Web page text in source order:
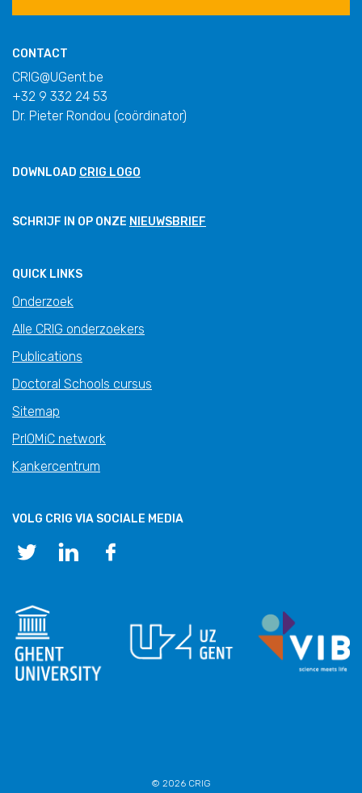
CONTACT
CRIG@UGent.be
+32 9 332 24 53
Dr. Pieter Rondou (coördinator)
DOWNLOAD CRIG LOGO
SCHRIJF IN OP ONZE NIEUWSBRIEF
QUICK LINKS
Onderzoek
Alle CRIG onderzoekers
Publications
Doctoral Schools cursus
Sitemap
PrIOMiC network
Kankercentrum
VOLG CRIG VIA SOCIALE MEDIA
© 2026 CRIG